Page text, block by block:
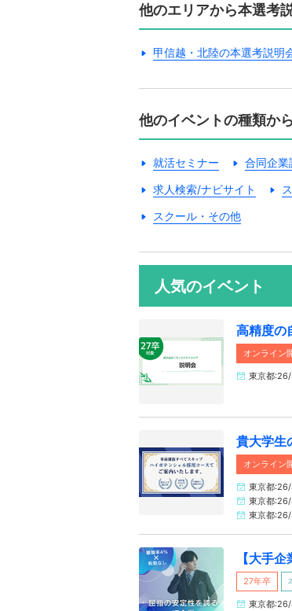
他のエリアから本選考
甲信越・北陸の本選考説明
他のイベントの種類か
就活セミナー 合同企業
求人検索/ナビサイト
スクール・その他
人気のイベント
高精度の
オンライン
東京都
貴大学生
オンライン
東京都
東京都
東京都
【大手
27年卒
東京都